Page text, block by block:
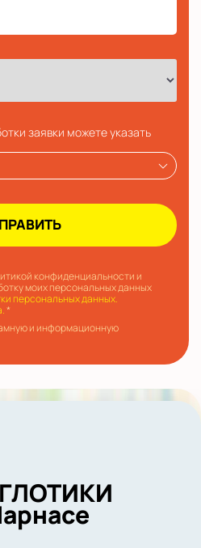
заявки можете указать
конфиденциальности и
моих персональных данных
персональных данных.
*
и информационную